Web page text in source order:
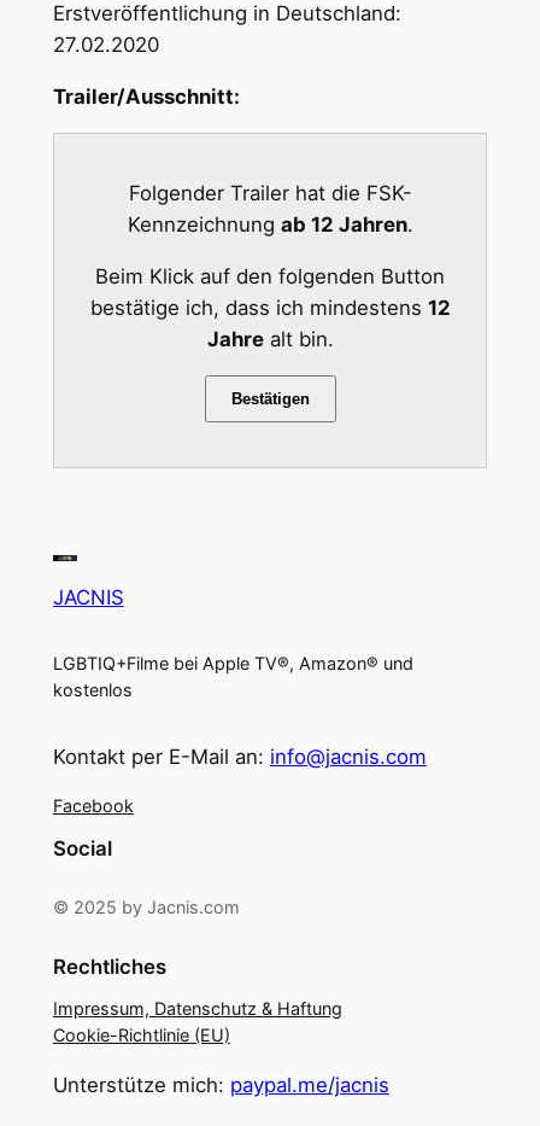
Erstveröffentlichung in Deutschland:
27.02.2020
Trailer/Ausschnitt:
Folgender Trailer hat die FSK-
Kennzeichnung ab 12 Jahren.
Beim Klick auf den folgenden Button
bestätige ich, dass ich mindestens 12
Jahrealt bin.
Bestätigen
JACNIS
LGBTIQ+Filme bei Apple TV®, Amazon® und
kostenlos
Kontakt per E-Mail an: info@jacnis.com
Facebook
Social
© 2025 by Jacnis.com
Rechtliches
Impressum, Datenschutz & Haftung
Cookie-Richtlinie (EU)
Unterstütze mich: paypal.me/jacnis